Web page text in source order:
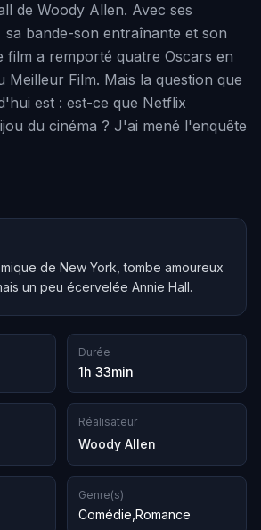
de Woody Allen. Avec ses
sa bande-son entraînante et son
film a remporté quatre Oscars en
Meilleur Film. Mais la question que
est : est-ce que Netflix
du cinéma ? J'ai mené l'enquête
de New York, tombe amoureux
un peu écervelée Annie Hall.
Durée
1h 33min
Réalisateur
Woody Allen
Genre(s)
Comédie Romance